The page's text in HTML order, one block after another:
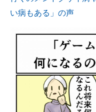
い病もある」の声